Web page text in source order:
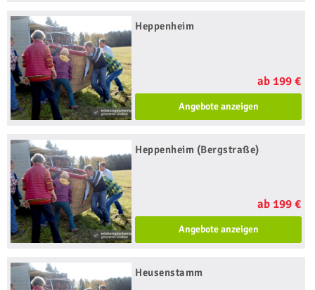
Heppenheim
ab 199 €
Angebote anzeigen
Heppenheim (Bergstraße)
ab 199 €
Angebote anzeigen
Heusenstamm